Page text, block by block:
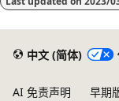
中文 (简体)
AI 免责声明 早期